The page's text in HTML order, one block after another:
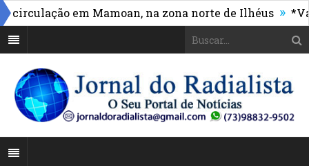
em Mamoan, na zona norte de Ilhéus » *Vasco